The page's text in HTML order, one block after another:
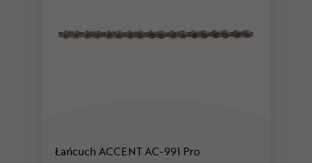
Łańcuch ACCENT AC-991 Pro